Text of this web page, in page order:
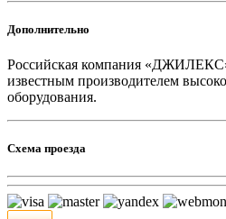
Дополнительно
Российская компания
известным производителем
оборудования.
Схема проезда